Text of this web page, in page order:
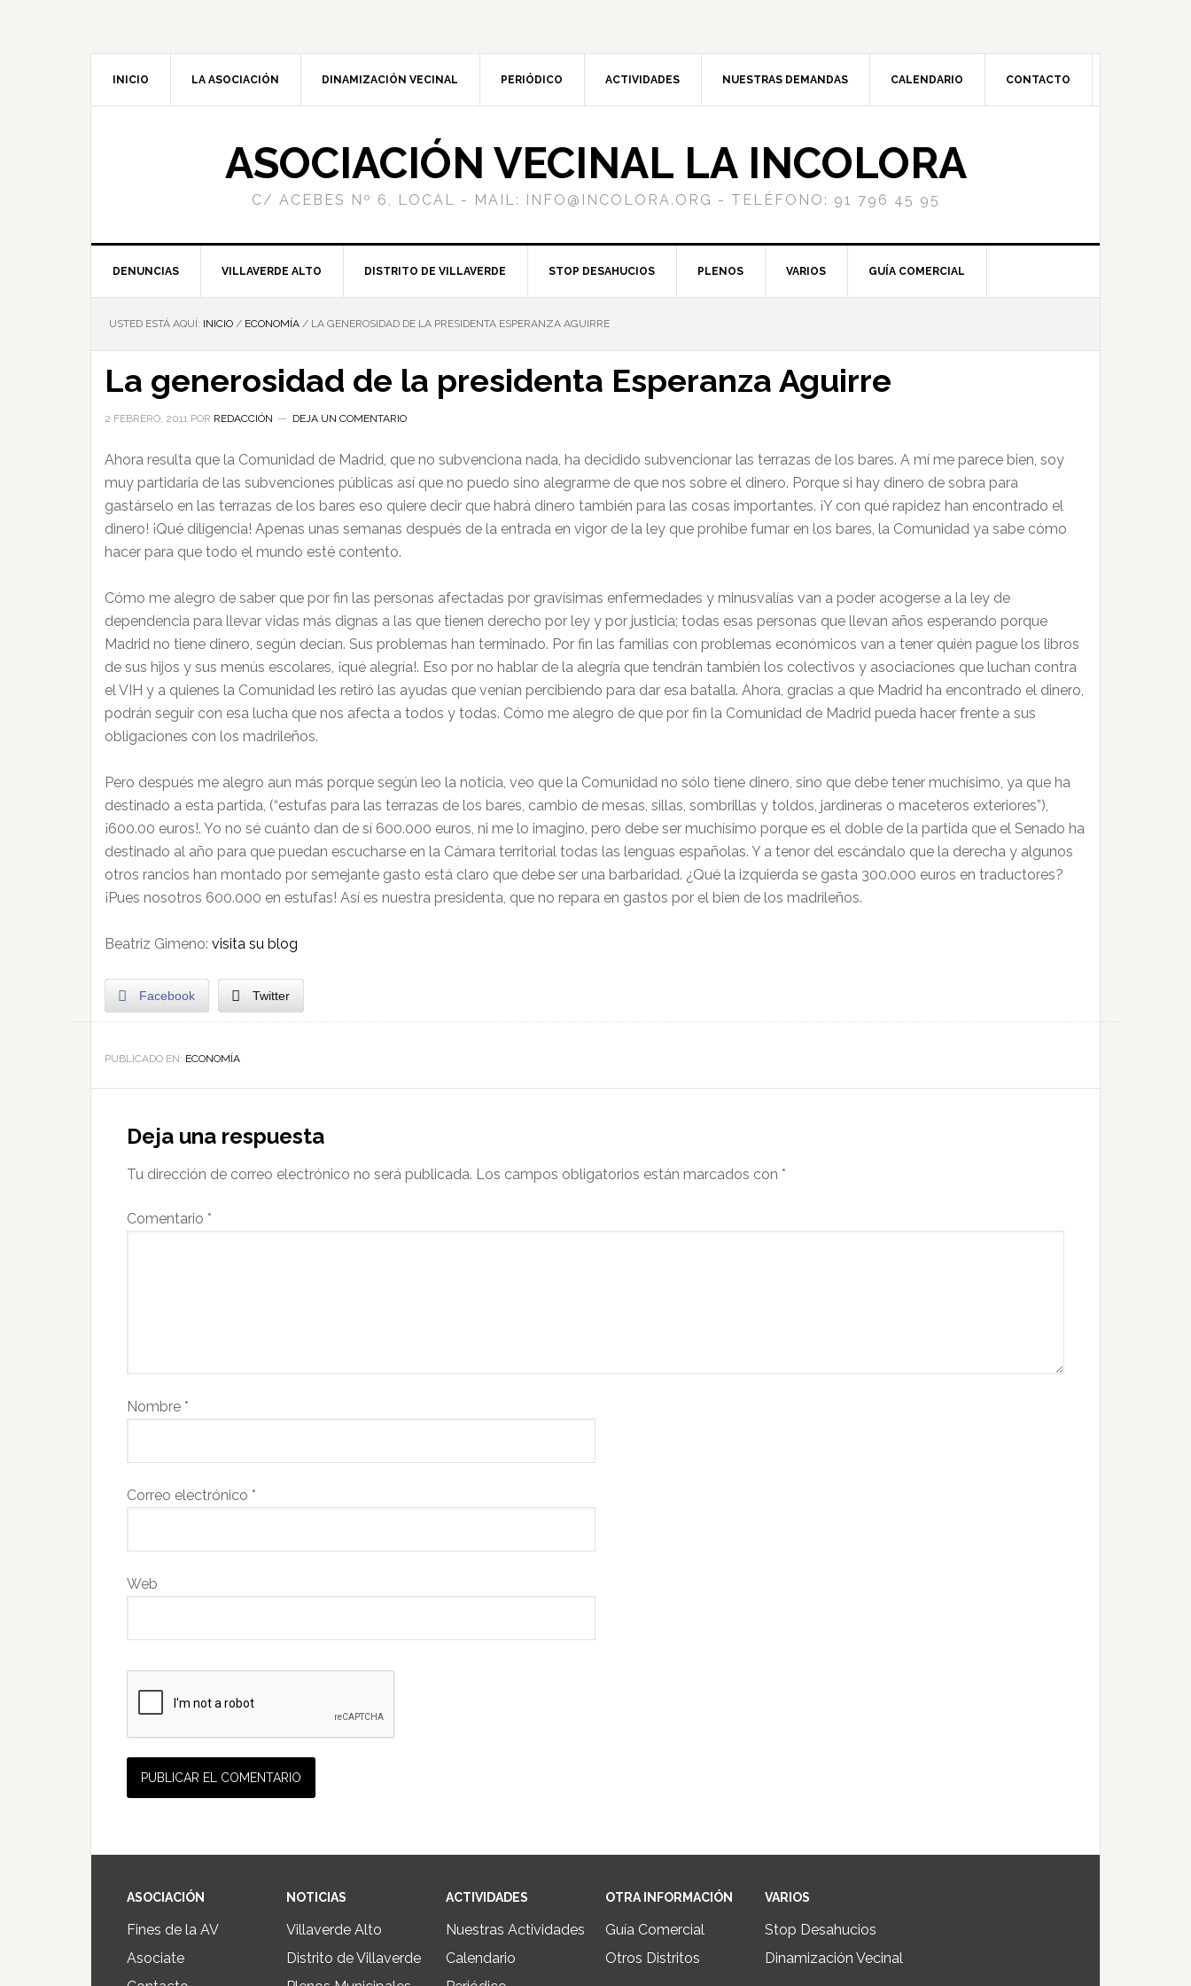
INICIO LA ASOCIACIÓN DINAMIZACIÓN VECINAL PERIÓDICO ACTIVIDADES NUESTRAS DEMANDAS CALENDARIO CONTACTO
ASOCIACIÓN VECINAL LA INCOLORA
C/ ACEBES Nº 6, LOCAL - MAIL: INFO@INCOLORA.ORG - TELÉFONO: 91 796 45 95
DENUNCIAS VILLAVERDE ALTO DISTRITO DE VILLAVERDE STOP DESAHUCIOS PLENOS VARIOS GUÍA COMERCIAL
USTED ESTÁ AQUÍ: INICIO / ECONOMÍA / LA GENEROSIDAD DE LA PRESIDENTA ESPERANZA AGUIRRE
La generosidad de la presidenta Esperanza Aguirre
2 FEBRERO, 2011 POR REDACCIÓN DEJA UN COMENTARIO
Ahora resulta que la Comunidad de Madrid, que no subvenciona nada, ha decidido subvencionar las terrazas de los bares. A mí me parece bien, soy
muy partidaria de las subvenciones públicas así que no puedo sino alegrarme de que nos sobre el dinero. Porque si hay dinero de sobra para
gastárselo en las terrazas de los bares eso quiere decir que habrá dinero también para las cosas importantes. ¡Y con qué rapidez han encontrado el
dinero! ¡Qué diligencia! Apenas unas semanas después de la entrada en vigor de la ley que prohibe fumar en los bares, la Comunidad ya sabe cómo
hacer para que todo el mundo esté contento.
Cómo me alegro de saber que por fin las personas afectadas por gravísimas enfermedades y minusvalías van a poder acogerse a la ley de
dependencia para llevar vidas más dignas a las que tienen derecho por ley y por justicia; todas esas personas que llevan años esperando porque
Madrid no tiene dinero, según decían. Sus problemas han terminado. Por fin las familias con problemas económicos van a tener quién pague los libros
de sus hijos y sus menús escolares, ¡qué alegría!. Eso por no hablar de la alegría que tendrán también los colectivos y asociaciones que luchan contra
el VIH y a quienes la Comunidad les retiró las ayudas que venían percibiendo para dar esa batalla. Ahora, gracias a que Madrid ha encontrado el dinero,
podrán seguir con esa lucha que nos afecta a todos y todas. Cómo me alegro de que por fin la Comunidad de Madrid pueda hacer frente a sus
obligaciones con los madrileños.
Pero después me alegro aun más porque según leo la noticia, veo que la Comunidad no sólo tiene dinero, sino que debe tener muchísimo, ya que ha
destinado a esta partida, (“estufas para las terrazas de los bares, cambio de mesas, sillas, sombrillas y toldos, jardineras o maceteros exteriores”),
¡600.00 euros!. Yo no sé cuánto dan de sí 600.000 euros, ni me lo imagino, pero debe ser muchísimo porque es el doble de la partida que el Senado ha
destinado al año para que puedan escucharse en la Cámara territorial todas las lenguas españolas. Y a tenor del escándalo que la derecha y algunos
otros rancios han montado por semejante gasto está claro que debe ser una barbaridad. ¿Qué la izquierda se gasta 300.000 euros en traductores?
¡Pues nosotros 600.000 en estufas! Así es nuestra presidenta, que no repara en gastos por el bien de los madrileños.
Beatriz Gimeno: visita su blog
Facebook Twitter
PUBLICADO EN: ECONOMÍA
Deja una respuesta
Tu dirección de correo electrónico no será publicada. Los campos obligatorios están marcados con *
Comentario *
Nombre *
Correo electrónico *
Web
ASOCIACIÓN
Fines de la AV
Asociate
NOTICIAS
Villaverde Alto
Distrito de Villaverde
ACTIVIDADES
Nuestras Actividades
Calendario
OTRA INFORMACIÓN
Guía Comercial
Otros Distritos
VARIOS
Stop Desahucios
Dinamización Vecinal